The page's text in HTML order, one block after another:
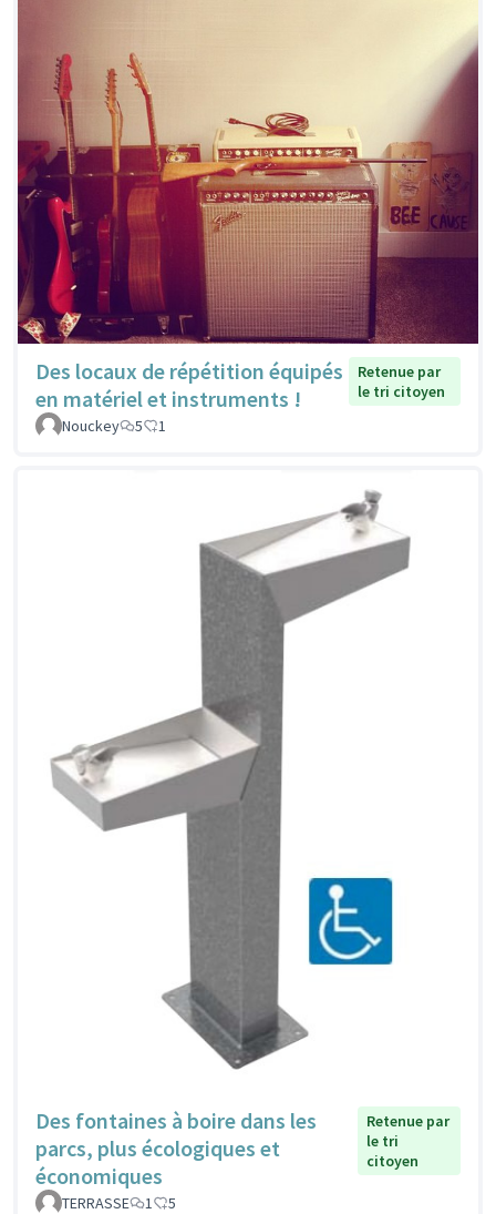
Des locaux de répétition équipés
en matériel et instruments !
Retenue par
le tri citoyen
Nouckey
5 1
Des fontaines à boire dans les
parcs, plus écologiques et
économiques
Retenue par
le tri
citoyen
TERRASSE 1 5